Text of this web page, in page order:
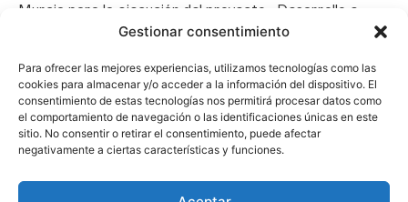
Gestionar consentimiento
Para ofrecer las mejores experiencias, utilizamos tecnologías como las
cookies para almacenar y/o acceder a la información del dispositivo. El
consentimiento de estas tecnologías nos permitirá procesar datos como
el comportamiento de navegación o las identificaciones únicas en este
sitio. No consentir o retirar el consentimiento, puede afectar
negativamente a ciertas características y funciones.
Murcia para la ejecución del proyecto «Desarrollo e
implantación de un Chatbot de Inteligencia Artificial
promover la transformación digital, la automatización
de consultas y la optimización de la gestión de clientes
en el ámbito empresarial.